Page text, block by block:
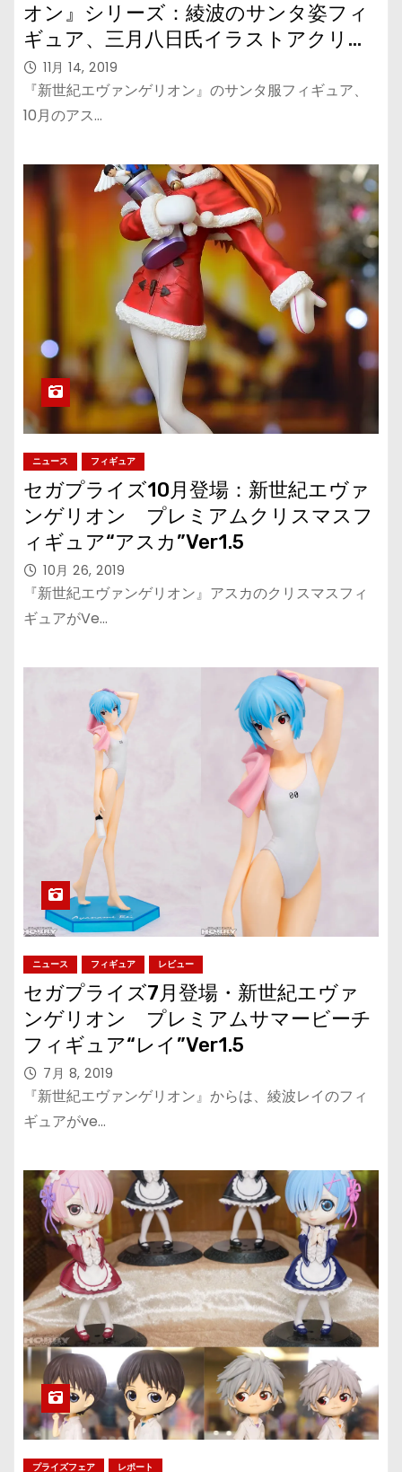
オン』シリーズ：綾波のサンタ姿フィ
ギュア、三月八日氏イラストアクリル
キーチェーンマスコット
11月 14, 2019
『新世紀エヴァンゲリオン』のサンタ服フィギュア、
10月のアス…
ニュース フィギュア
セガプライズ10月登場：新世紀エヴァ
ンゲリオン ​プレミアムクリスマスフ
ィギュア“アスカ”Ver1.5
10月 26, 2019
『新世紀エヴァンゲリオン』アスカのクリスマスフィ
ギュアがVe…
ニュース フィギュア レビュー
セガプライズ7月登場・新世紀エヴァ
ンゲリオン プレミアムサマービーチ
フィギュア“レイ”Ver1.5
7月 8, 2019
『新世紀エヴァンゲリオン』からは、綾波レイのフィ
ギュアがve…
プライズフェア レポート